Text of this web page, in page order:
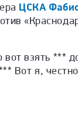
ЦСКА
взять ***
Вот я,